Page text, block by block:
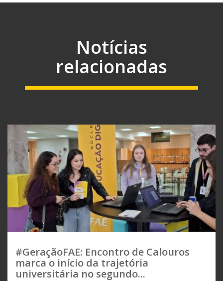
Notícias
relacionadas
#GeraçãoFAE: Encontro de Calouros
marca o início da trajetória
universitária no segundo...